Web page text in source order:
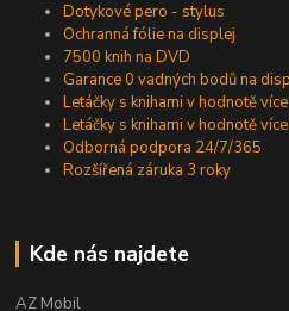
Dotykové pero - stylus
Ochranná fólie na displej
7500 knih na DVD
Garance 0 vadných bodů na
Letáčky s knihami v hodnotě
Letáčky s knihami v hodnotě
Odborná podpora 24/7/365
Rozšířená záruka 3 roky
Kde nás najdete
AZ Mobil